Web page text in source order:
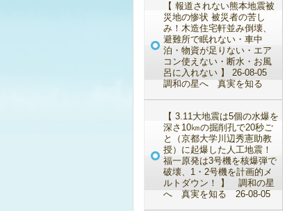
【 報道されない熊本地震被
災地の惨状 被災者の苦し
み！木造住宅軒並み倒壊、
避難所で眠れない・車中
泊・物資が足りない・エア
コン使えない・断水・お風
呂に入れない 】 26-08-05
調和の星へ 真実を知る
【 3.11大地震は5個の水爆を
深さ10㎞の掘削孔で20秒ご
と（京都大学川辺秀憲助教
授）に起爆した人工地震！
福一原発は3号機を核爆弾で
破壊、1・2号機を計画的メ
ルトダウン！ 】 調和の星
へ 真実を知る 26-08-05